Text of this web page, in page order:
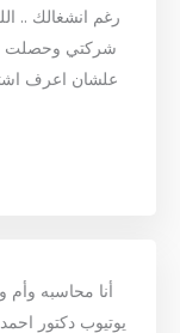
رغم انشغالك ..
شركتي وحصلت
علشان اعرف
أنا محاسبه وأم
يوتيوب دكتور